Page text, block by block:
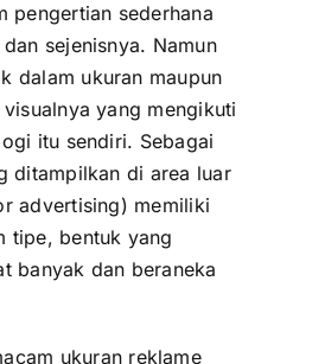
pengertian sederhana
sejenisnya. Namun
dalam ukuran maupun
yang mengikuti
itu sendiri. Sebagai
ditampilkan di area luar
advertising) memiliki
tipe, bentuk yang
banyak dan beraneka
ukuran reklame